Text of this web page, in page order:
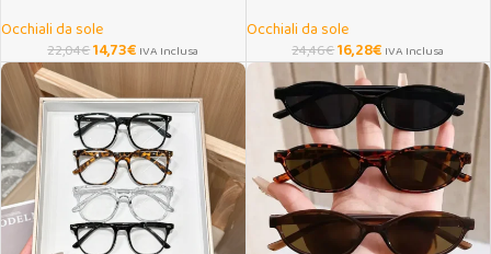
Occhiali da sole
22,04€14,73€ IVA Inclusa
Occhiali da sole
24,46€16,28€ IVA Inclusa